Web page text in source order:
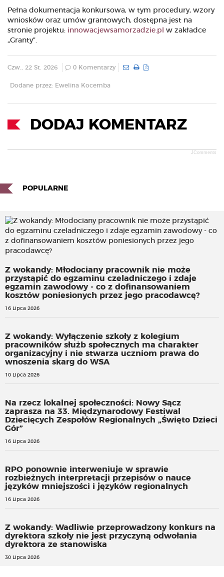
Pełna dokumentacja konkursowa, w tym procedury, wzory
wniosków oraz umów grantowych, dostępna jest na
stronie projektu: innowacjewsamorzadzie.pl
w zakładce
„Granty”.
Czw., 22 St. 2026 0 Komentarzy
Dodane przez: Ewelina Kocemba
DODAJ KOMENTARZ
JComments
POPULARNE
Z wokandy: Młodociany pracownik nie może
przystąpić do egzaminu czeladniczego i zdaje
egzamin zawodowy - co z dofinansowaniem
kosztów poniesionych przez jego pracodawcę?
16 Lipca 2026
Z wokandy: Wyłączenie szkoły z kolegium
pracowników służb społecznych ma charakter
organizacyjny i nie stwarza uczniom prawa do
wnoszenia skarg do WSA
10 Lipca 2026
Na rzecz lokalnej społeczności: Nowy Sącz
zaprasza na 33. Międzynarodowy Festiwal
Dziecięcych Zespołów Regionalnych „Święto Dzieci
Gór”
16 Lipca 2026
RPO ponownie interweniuje w sprawie
rozbieżnych interpretacji przepisów o nauce
języków mniejszości i języków regionalnych
16 Lipca 2026
Z wokandy: Wadliwie przeprowadzony konkurs na
dyrektora szkoły nie jest przyczyną odwołania
dyrektora ze stanowiska
30 Lipca 2026